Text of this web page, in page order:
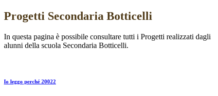
Progetti Secondaria Botticelli
In questa pagina è possibile consultare tutti i Progetti realizzati dagli
alunni della scuola Secondaria Botticelli.
Io leggo perché 20022